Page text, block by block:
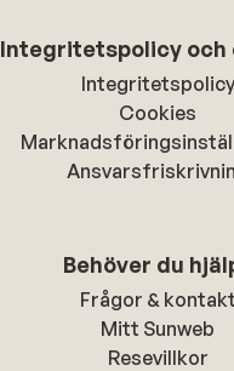
Integritetspolicy och
Integritetspolicy
Cookies
Behöver du
Frågor & kontakt
Mitt Sunweb
Resevillkor